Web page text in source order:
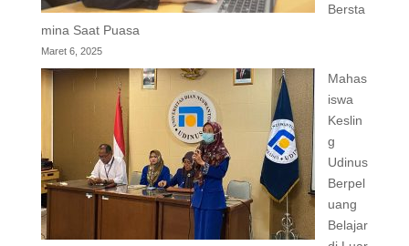
Bersta
mina Saat Puasa
Maret 6, 2025
Mahas
iswa
Keslin
g
Udinus
Berpel
uang
Belajar